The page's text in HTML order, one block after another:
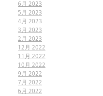
6月 2023
5月 2023
4月 2023
3月 2023
2月 2023
12月 2022
11月 2022
10月 2022
9月 2022
7月 2022
6月 2022